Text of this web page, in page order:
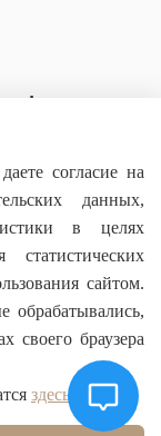
согласие на
данных,
в целях
сайтом.
своего браузера
здесь